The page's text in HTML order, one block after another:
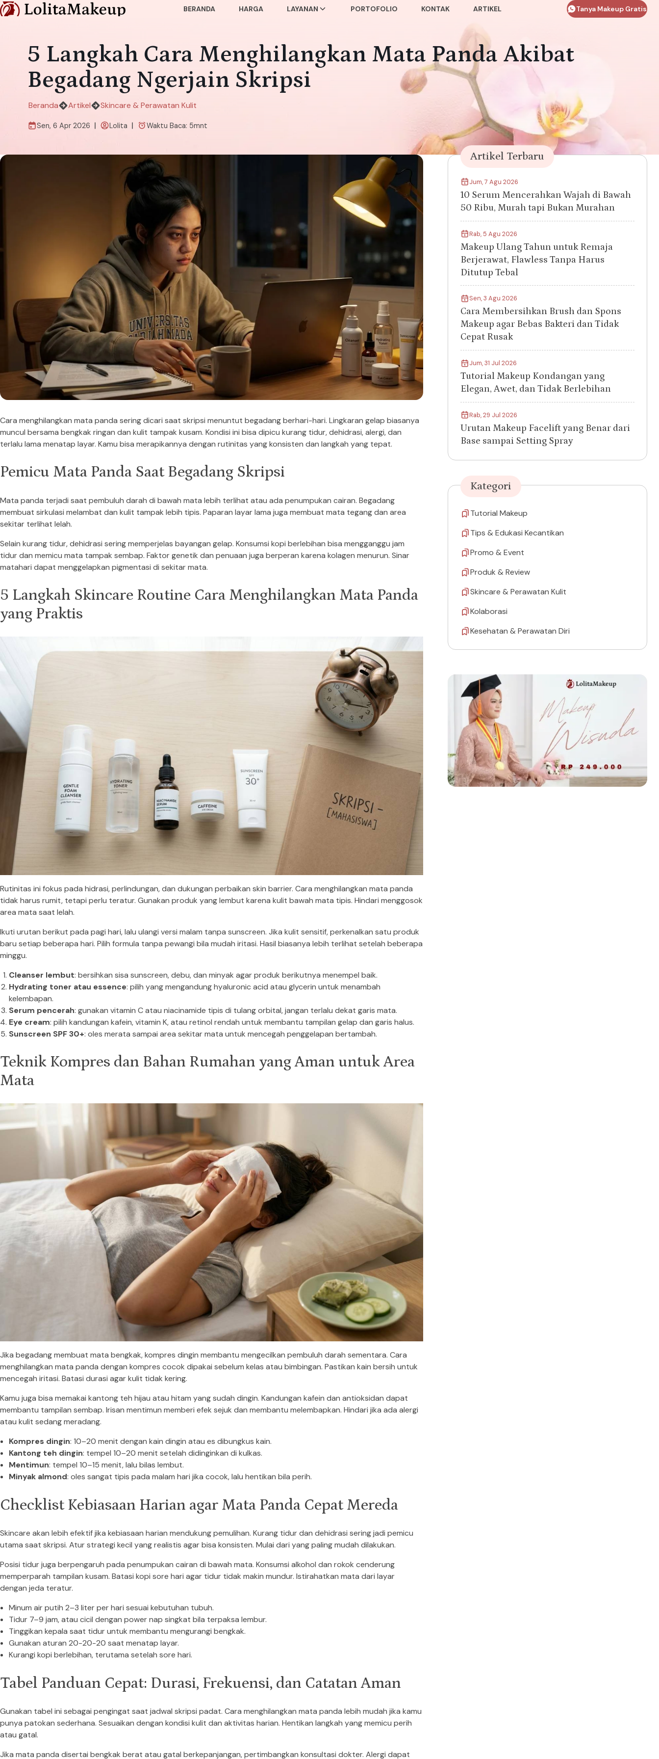
BERANDA HARGA LAYANAN PORTOFOLIO KONTAK ARTIKEL Tanya Makeup Gratis
5 Langkah Cara Menghilangkan Mata Panda Akibat
Begadang Ngerjain Skripsi
Beranda Artikel Skincare & Perawatan Kulit
Sen, 6 Apr 2026 Lolita Waktu Baca: 5mnt
Cara menghilangkan mata panda sering dicari saat skripsi menuntut begadang berhari-hari. Lingkaran gelap biasanya
muncul bersama bengkak ringan dan kulit tampak kusam. Kondisi ini bisa dipicu kurang tidur, dehidrasi, alergi, dan
terlalu lama menatap layar. Kamu bisa merapikannya dengan rutinitas yang konsisten dan langkah yang tepat.
Pemicu Mata Panda Saat Begadang Skripsi
Mata panda terjadi saat pembuluh darah di bawah mata lebih terlihat atau ada penumpukan cairan. Begadang
membuat sirkulasi melambat dan kulit tampak lebih tipis. Paparan layar lama juga membuat mata tegang dan area
sekitar terlihat lelah.
Selain kurang tidur, dehidrasi sering memperjelas bayangan gelap. Konsumsi kopi berlebihan bisa mengganggu jam
tidur dan memicu mata tampak sembap. Faktor genetik dan penuaan juga berperan karena kolagen menurun. Sinar
matahari dapat menggelapkan pigmentasi di sekitar mata.
5 Langkah Skincare Routine Cara Menghilangkan Mata Panda
yang Praktis
Rutinitas ini fokus pada hidrasi, perlindungan, dan dukungan perbaikan skin barrier. Cara menghilangkan mata panda
tidak harus rumit, tetapi perlu teratur. Gunakan produk yang lembut karena kulit bawah mata tipis. Hindari menggosok
area mata saat lelah.
Ikuti urutan berikut pada pagi hari, lalu ulangi versi malam tanpa sunscreen. Jika kulit sensitif, perkenalkan satu produk
baru setiap beberapa hari. Pilih formula tanpa pewangi bila mudah iritasi. Hasil biasanya lebih terlihat setelah beberapa
minggu.
Cleanser lembut: bersihkan sisa sunscreen, debu, dan minyak agar produk berikutnya menempel baik.
Hydrating toner atau essence: pilih yang mengandung hyaluronic acid atau glycerin untuk menambah
kelembapan.
Serum pencerah: gunakan vitamin C atau niacinamide tipis di tulang orbital, jangan terlalu dekat garis mata.
Eye cream: pilih kandungan kafein, vitamin K, atau retinol rendah untuk membantu tampilan gelap dan garis halus.
Sunscreen SPF 30+: oles merata sampai area sekitar mata untuk mencegah penggelapan bertambah.
Teknik Kompres dan Bahan Rumahan yang Aman untuk Area
Mata
Jika begadang membuat mata bengkak, kompres dingin membantu mengecilkan pembuluh darah sementara. Cara
menghilangkan mata panda dengan kompres cocok dipakai sebelum kelas atau bimbingan. Pastikan kain bersih untuk
mencegah iritasi. Batasi durasi agar kulit tidak kering.
Kamu juga bisa memakai kantong teh hijau atau hitam yang sudah dingin. Kandungan kafein dan antioksidan dapat
membantu tampilan sembap. Irisan mentimun memberi efek sejuk dan membantu melembapkan. Hindari jika ada alergi
atau kulit sedang meradang.
Kompres dingin: 10–20 menit dengan kain dingin atau es dibungkus kain.
Kantong teh dingin: tempel 10–20 menit setelah didinginkan di kulkas.
Mentimun: tempel 10–15 menit, lalu bilas lembut.
Minyak almond: oles sangat tipis pada malam hari jika cocok, lalu hentikan bila perih.
Checklist Kebiasaan Harian agar Mata Panda Cepat Mereda
Skincare akan lebih efektif jika kebiasaan harian mendukung pemulihan. Kurang tidur dan dehidrasi sering jadi pemicu
utama saat skripsi. Atur strategi kecil yang realistis agar bisa konsisten. Mulai dari yang paling mudah dilakukan.
Posisi tidur juga berpengaruh pada penumpukan cairan di bawah mata. Konsumsi alkohol dan rokok cenderung
memperparah tampilan kusam. Batasi kopi sore hari agar tidur tidak makin mundur. Istirahatkan mata dari layar
dengan jeda teratur.
Minum air putih 2–3 liter per hari sesuai kebutuhan tubuh.
Tidur 7–9 jam, atau cicil dengan power nap singkat bila terpaksa lembur.
Tinggikan kepala saat tidur untuk membantu mengurangi bengkak.
Gunakan aturan 20-20-20 saat menatap layar.
Kurangi kopi berlebihan, terutama setelah sore hari.
Tabel Panduan Cepat: Durasi, Frekuensi, dan Catatan Aman
Gunakan tabel ini sebagai pengingat saat jadwal skripsi padat. Cara menghilangkan mata panda lebih mudah jika kamu
punya patokan sederhana. Sesuaikan dengan kondisi kulit dan aktivitas harian. Hentikan langkah yang memicu perih
atau gatal.
Jika mata panda disertai bengkak berat atau gatal berkepanjangan, pertimbangkan konsultasi dokter. Alergi dapat
Artikel Terbaru
Jum, 7 Agu 2026
10 Serum Mencerahkan Wajah di Bawah
50 Ribu, Murah tapi Bukan Murahan
Rab, 5 Agu 2026
Makeup Ulang Tahun untuk Remaja
Berjerawat, Flawless Tanpa Harus
Ditutup Tebal
Sen, 3 Agu 2026
Cara Membersihkan Brush dan Spons
Makeup agar Bebas Bakteri dan Tidak
Cepat Rusak
Jum, 31 Jul 2026
Tutorial Makeup Kondangan yang
Elegan, Awet, dan Tidak Berlebihan
Rab, 29 Jul 2026
Urutan Makeup Facelift yang Benar dari
Base sampai Setting Spray
Kategori
Tutorial Makeup
Tips & Edukasi Kecantikan
Promo & Event
Produk & Review
Skincare & Perawatan Kulit
Kolaborasi
Kesehatan & Perawatan Diri